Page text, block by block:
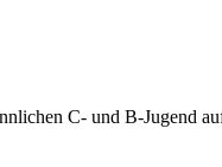
C- und B-Jugend